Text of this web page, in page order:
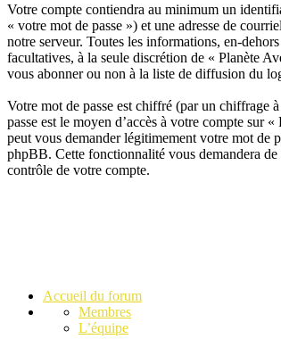
Votre compte contiendra au minimum un
« votre mot de passe ») et une adresse de
notre serveur. Toutes les informations, en-
facultatives, à la seule discrétion de « Planète
vous abonner ou non à la liste de diffusion du
Votre mot de passe est chiffré (par un chiffrage
passe est le moyen d’accès à votre compte sur
peut vous demander légitimement votre mot de
phpBB. Cette fonctionnalité vous demandera
contrôle de votre compte.
Accueil du forum
Membres
L’équipe